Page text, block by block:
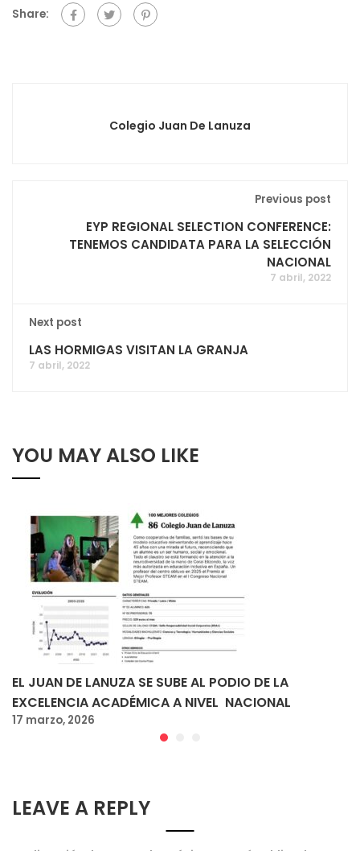
Share:
Colegio Juan De Lanuza
Previous post
EYP REGIONAL SELECTION CONFERENCE:
TENEMOS CANDIDATA PARA LA SELECCIÓN
NACIONAL
7 abril, 2022
Next post
LAS HORMIGAS VISITAN LA GRANJA
7 abril, 2022
YOU MAY ALSO LIKE
EL JUAN DE LANUZA SE SUBE AL PODIO DE LA
EXCELENCIA ACADÉMICA A NIVEL NACIONAL
17 marzo, 2026
LEAVE A REPLY